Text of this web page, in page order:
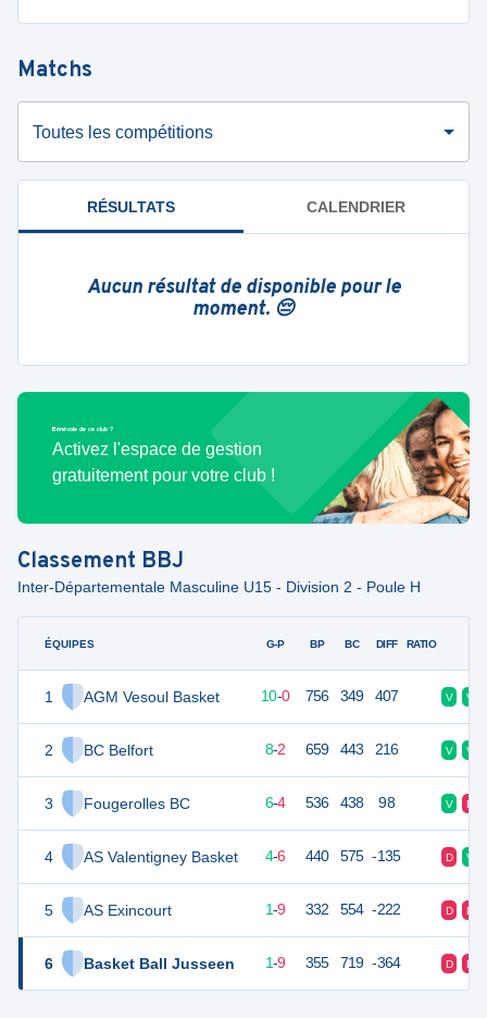
Matchs
Toutes les compétitions
RÉSULTATS CALENDRIER
Aucun résultat de disponible pour le
moment. 😔
Bénévole de ce club ?
Activez l'espace de gestion
gratuitement pour votre club !
Classement BBJ
Inter-Départementale Masculine U15 - Division 2 - Poule H
ÉQUIPES
1 AGM Vesoul Basket
2 BC Belfort
3 Fougerolles BC
4 AS Valentigney Basket
5 AS Exincourt
6 Basket Ball Jusseen
G-P BP BC DIFF RATIO
20 10-0 756 349 407 V V
8-2 659 443 216 V V
6-4 536 438 98 V D
14 10 4-6 440 575 -135 D V
1-9 332 554 -222 D D
11 10 1-9 355 719 -364 D D